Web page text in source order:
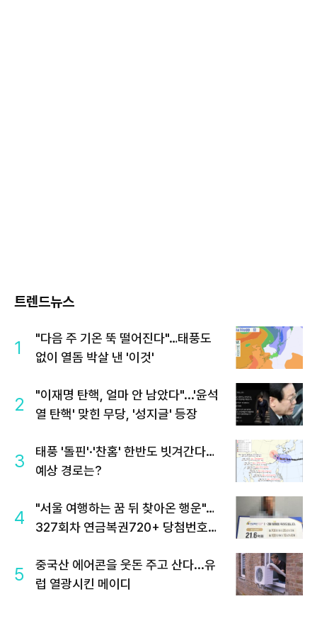
트렌드뉴스
1
"다음 주 기온 뚝 떨어진다"…태풍도
없이 열돔 박살 낸 '이것'
2
"이재명 탄핵, 얼마 안 남았다"...'윤석
열 탄핵' 맞힌 무당, '성지글' 등장
3
태풍 '돌핀'·'찬홈' 한반도 빗겨간다…
예상 경로는?
4
"서울 여행하는 꿈 뒤 찾아온 행운"…
327회차 연금복권720+ 당첨번호조
5
중국산 에어콘을 웃돈 주고 산다...유
럽 열광시킨 메이디